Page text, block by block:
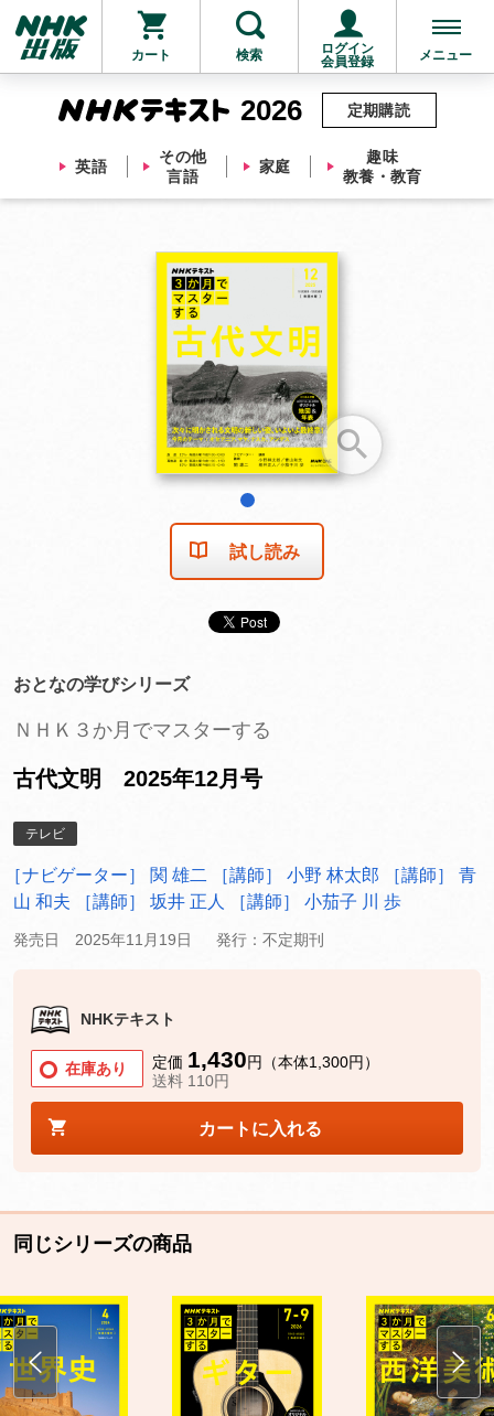
カート 検索
ログイン
会員登録
メニュー
2026
英語
その他
言語
家庭
趣味
教養・教育
定期購読
他にも商品を買う
試し読み
おとなの学びシリーズ
ＮＨＫ３か月でマスターする
古代文明 2025年12月号
テレビ
［ナビゲーター］ 関 雄二 ［講師］ 小野 林太郎
［講師］ 青
山 和夫
［講師］ 坂井 正人 ［講師］ 小茄子 川 歩
発売日 2025年11月19日 発行：不定期刊
NHKテキスト
在庫あり 定価 1,430円（本体1,300円）
送料 110円
カートに入れる
同じシリーズの商品